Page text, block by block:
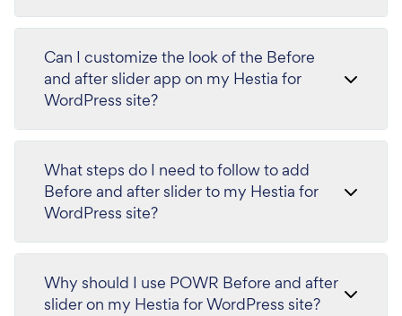
Can I customize the look of the Before
and after slider app on my Hestia for
WordPress site?
What steps do I need to follow to add
Before and after slider to my Hestia for
WordPress site?
Why should I use POWR Before and after
slider on my Hestia for WordPress site?